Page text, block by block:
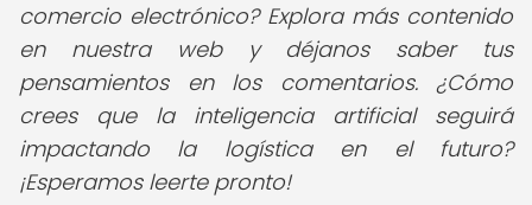
comercio electrónico? Explora más contenido
en nuestra web y déjanos saber tus
pensamientos en los comentarios. ¿Cómo
crees que la inteligencia artificial seguirá
impactando la logística en el futuro?
¡Esperamos leerte pronto!